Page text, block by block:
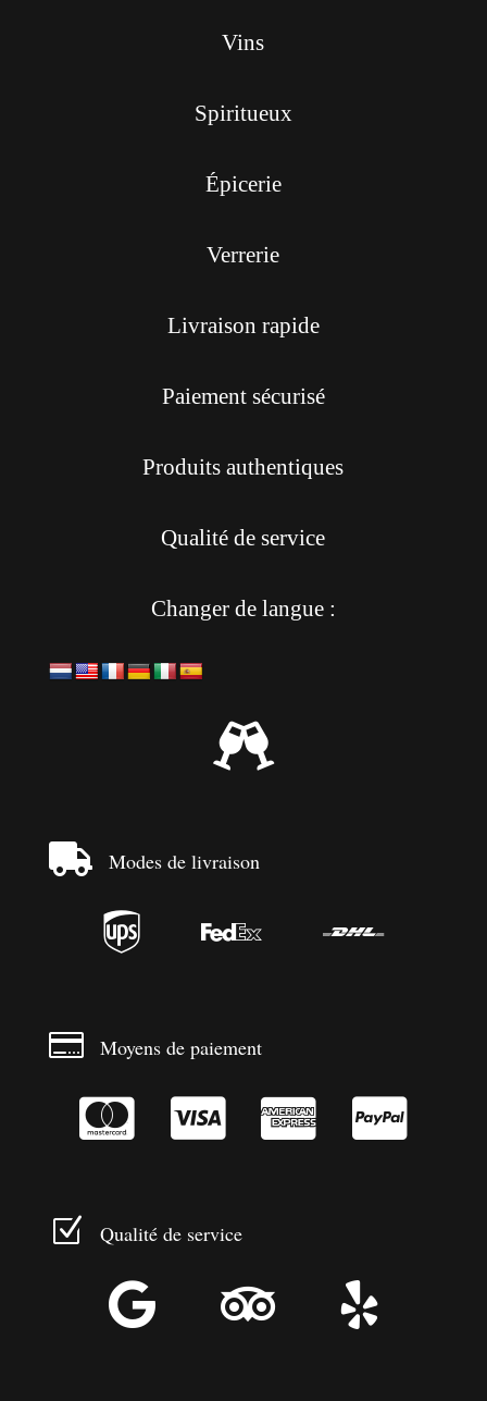
Vins
Spiritueux
Épicerie
Verrerie
Livraison rapide
Paiement sécurisé
Produits authentiques
Qualité de service
Changer de langue :

 Modes de livraison
  
 Moyens de paiement
   
Z Qualité de service
  